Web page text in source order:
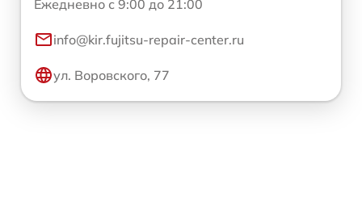
Ежедневно с 9:00 до 21:00
info@kir.fujitsu-repair-center.ru
ул. Воровского, 77